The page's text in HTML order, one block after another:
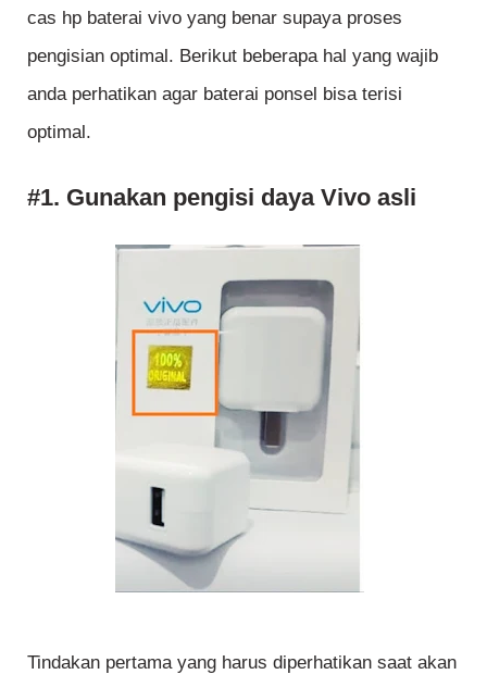
cas hp baterai vivo yang benar supaya proses
pengisian optimal. Berikut beberapa hal yang wajib
anda perhatikan agar baterai ponsel bisa terisi
optimal.
#1. Gunakan pengisi daya Vivo asli
Tindakan pertama yang harus diperhatikan saat akan